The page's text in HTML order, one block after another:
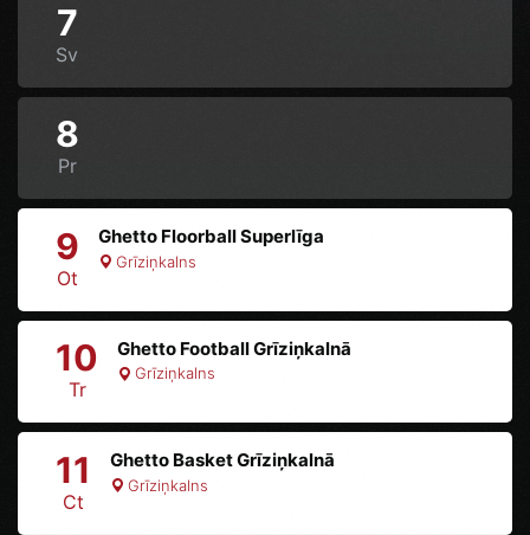
7
Sv
8
Pr
9
Ot
Ghetto Floorball Superlīga
Grīziņkalns
10
Tr
Ghetto Football Grīziņkalnā
Grīziņkalns
11
Ct
Ghetto Basket Grīziņkalnā
Grīziņkalns